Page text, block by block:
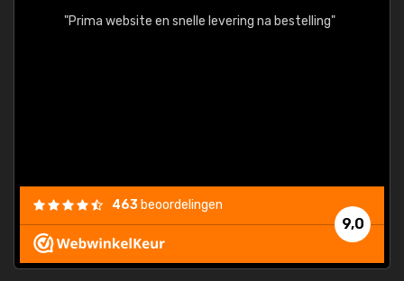
"Prima website en snelle levering na bestelling"
9,0
463 beoordelingen